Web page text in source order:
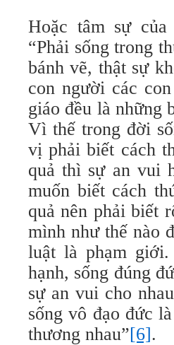
Hoặc tâm sự
“Phải sống trong
bánh vẽ, thật sự
con người các
giáo đều là những
Vì thế trong đời
vị phải biết cách
quả thì sự an vui
muốn biết cách
quả nên phải biết
mình như thế nào
luật là phạm
hạnh, sống đúng
sự an vui cho
sống vô đạo đức
thương nhau”[6].